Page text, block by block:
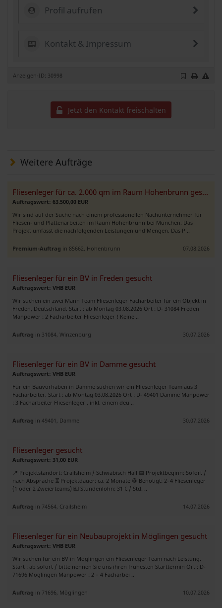
Profil aufrufen
Kontakt & Impressum
Anzeigen-ID: 30998
Jetzt den Kontakt freischalten
Weitere Aufträge
Fliesenleger für ca. 2.000 qm im Raum Hohenbrunn gesucht
Auftragswert: 63.500,00 EUR
Wir sind auf der Suche nach einem professionellen Nachunternehmer für
Fliesen- und Plattenarbeiten im Raum Hohenbrunn bei München. Das
Projekt umfasst die nachfolgenden Leistungen und Mengen. Das P ..
Premium-Auftrag in 85662, Hohenbrunn 07.08.2026
Fliesenleger für ein BV in Freden gesucht
Auftragswert: VHB EUR
Wir suchen ein zwei Mann Team Fliesenleger Facharbeiter für ein Objekt in
Freden, Deutschland. Start : ab Montag 03.08.2026 Ort : D- 31084 Freden
Manpower : 2 Facharbeiter Fliesenleger ! Keine ..
Auftrag in 31084, Winzenburg 30.07.2026
Fliesenleger für ein BV in Damme gesucht
Auftragswert: VHB EUR
Für ein Bauvorhaben in Damme suchen wir ein Fliesenleger Team aus 3
Facharbeiter. Start : ab Montag 03.08.2026 Ort : D- 49401 Damme Manpower
: 3 Facharbeiter Fliesenleger , inkl. einem deu ..
Auftrag in 49401, Damme 30.07.2026
Fliesenleger gesucht
Auftragswert: 31,00 EUR
📍 Projektstandort: Crailsheim / Schwäbisch Hall 📅 Projektbeginn: Sofort /
nach Absprache ⏳ Projektdauer: ca. 2 Monate 👷 Benötigt: 2–4 Fliesenleger
(1 oder 2 Zweierteams) 💶 Stundenlohn: 31 € / Std. ..
Auftrag in 74564, Crailsheim 14.07.2026
Fliesenleger für ein Neubauprojekt in Möglingen gesucht
Auftragswert: VHB EUR
Wir suchen für ein BV in Möglingen ein Fliesenleger Team nach Leistung.
Start : ab sofort / bitte nennen Sie uns ihren frühesten Starttermin Ort : D-
71696 Möglingen Manpower : 2 – 4 Facharbei ..
Auftrag in 71696, Möglingen 10.07.2026